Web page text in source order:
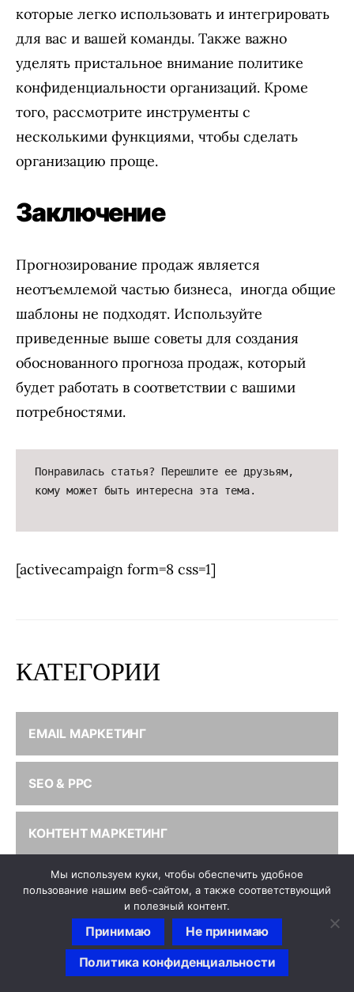
которые легко использовать и интегрировать
для вас и вашей команды. Также важно
уделять пристальное внимание политике
конфиденциальности организаций. Кроме
того, рассмотрите инструменты с
несколькими функциями, чтобы сделать
организацию проще.
Заключение
Прогнозирование продаж является
неотъемлемой частью бизнеса, иногда общие
шаблоны не подходят. Используйте
приведенные выше советы для создания
обоснованного прогноза продаж, который
будет работать в соответствии с вашими
потребностями.
Понравилась статья? Перешлите ее друзьям,
кому может быть интересна эта тема.
[activecampaign form=8 css=1]
КАТЕГОРИИ
EMAIL МАРКЕТИНГ
SEO & PPC
КОНТЕНТ МАРКЕТИНГ
КРАУДФАНДИНГ
ЛИДОГЕНЕРАЦИЯ
Мы используем куки, чтобы обеспечить удобное
пользование нашим веб-сайтом, а также соответствующий
и полезный контент.
Принимаю Не принимаю
Политика конфиденциальности